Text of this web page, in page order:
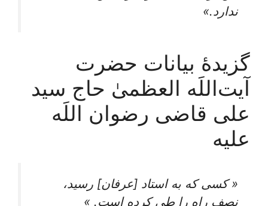
ندارد.»
گزیدۀ بیانات حضرت
آیت‌اللَه العظمیٰ حاج سید
علی قاضی رضوان اللَه
علیه
« کسی که به استاد [عرفان] رسید،
نصف راه را طی کرده است. »